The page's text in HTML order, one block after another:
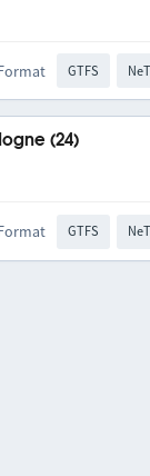
GTFS
(24)
GTFS